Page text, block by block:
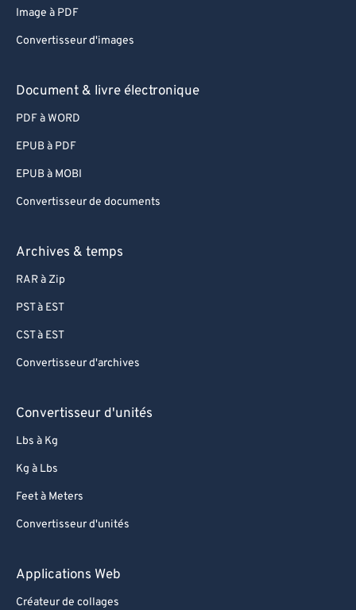
Image à PDF
Convertisseur d'images
Document & livre électronique
PDF à WORD
EPUB à PDF
EPUB à MOBI
Convertisseur de documents
Archives & temps
RAR à Zip
PST à EST
CST à EST
Convertisseur d'archives
Convertisseur d'unités
Lbs à Kg
Kg à Lbs
Feet à Meters
Convertisseur d'unités
Applications Web
Créateur de collages